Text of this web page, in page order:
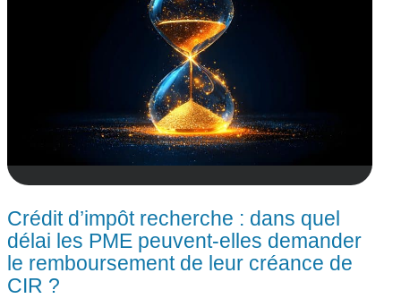
Crédit d’impôt recherche : dans quel
délai les PME peuvent‑elles demander
le remboursement de leur créance de
CIR ?